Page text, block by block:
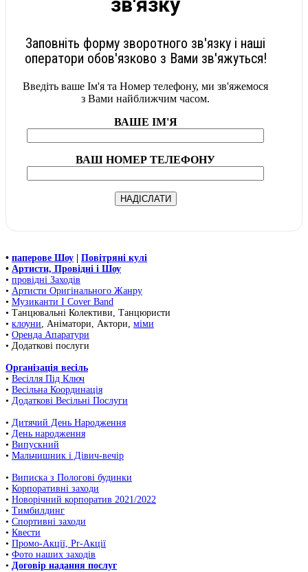
Заповніть форму зворотного зв'язку і наші
оператори обов'язково з Вами зв'яжуться!
Введіть ваше Ім'я та Номер телефону, ми зв'яжемося
з Вами найближчим часом.
ВАШЕ ІМ'Я
ВАШ НОМЕР ТЕЛЕФОНУ
• паперове Шоу
Повітряні кулі
• Артисти, Провідні і Шоу
• провідні Заходів
• Артисти Оригінального Жанру
• Музиканти І Cover Band
• Танцювальні Колективи, Танцюристи
• клоуни, Аніматори, Актори, міми
• Оренда Апаратури
• Додаткові послуги
Організація весіль
• Весілля Під Ключ
• Весільна Координація
• Додаткові Весільні Послуги
• Дитячий День Народження
• День народження
• Випускний
• Мальчишник і Дівич-вечір
• Виписка з Пологові будинки
• Корпоративні заходи
• Новорічний корпоратив 2021/2022
• Тимбилдинг
• Спортивні заходи
• Квести
• Промо-Акції, Pr-Акції
• Фото наших заходів
• Договір надання послуг